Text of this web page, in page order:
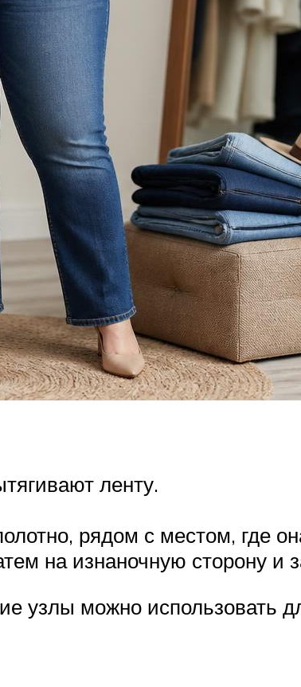
ленту.
рядом с местом, где
на изнаночную сторону и
узлы можно использовать